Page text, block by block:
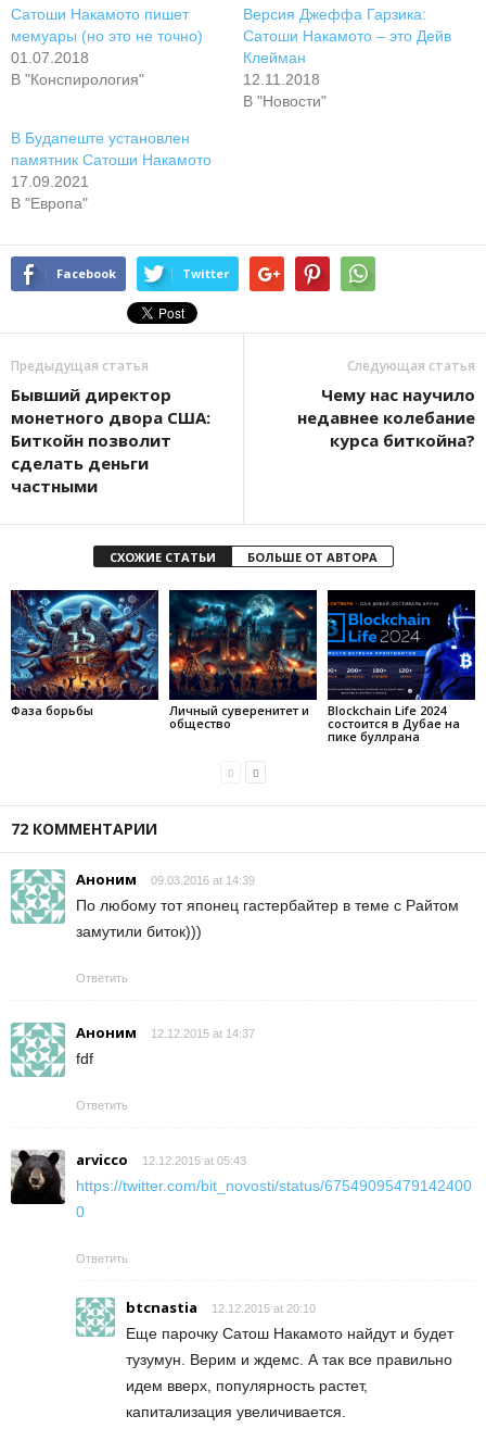
Сатоши Накамото пишет
мемуары (но это не точно)
01.07.2018
В "Конспирология"
Версия Джеффа Гарзика:
Сатоши Накамото – это Дейв
Клейман
12.11.2018
В "Новости"
В Будапеште установлен
памятник Сатоши Накамото
17.09.2021
В "Европа"
Facebook Twitter
Предыдущая статья
Бывший директор
монетного двора США:
Биткойн позволит
сделать деньги
частными
Следующая статья
Чему нас научило
недавнее колебание
курса биткойна?
СХОЖИЕ СТАТЬИ БОЛЬШЕ ОТ АВТОРА
Фаза борьбы
Личный суверенитет и
общество
Blockchain Life 2024
состоится в Дубае на
пике буллрана
72 КОММЕНТАРИИ
Аноним 09.03.2016 at 14:39
По любому тот японец гастербайтер в теме с Райтом
замутили биток)))
Ответить
Аноним 12.12.2015 at 14:37
fdf
Ответить
arvicco 12.12.2015 at 05:43
https://twitter.com/bit_novosti/status/67549095479142400
0
Ответить
btcnastia 12.12.2015 at 20:10
Еще парочку Сатош Накамото найдут и будет
тузумун. Верим и ждемс. А так все правильно
идем вверх, популярность растет,
капитализация увеличивается.